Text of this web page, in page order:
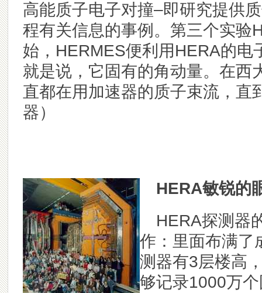
高能质子电子对撞–即研究提供
程有关信息的事例。第三个实验
始，HERMES便利用HERA的
就是说，它固有的角动量。在西
直都在用加速器的质子束流，直
器）
HERA敏锐的
HERA探测器
作：里面布满了
测器有3层楼高
够记录1000万